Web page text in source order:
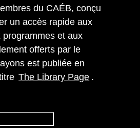
du CAÉB, conçu
un accès rapide aux
programmes et aux
offerts par le
est publiée en
The Library Page .